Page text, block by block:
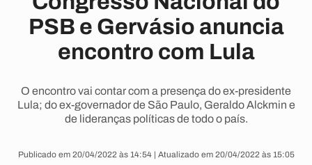
PSB e Gervásio anuncia
encontro com Lula
O encontro vai contar com a presença do ex-presidente
Lula; do ex-governador de São Paulo, Geraldo Alckmin e
de lideranças políticas de todo o país.
Publicado em 20/04/2022 às 14:54 | Atualizado em 20/04/2022 às 15:05